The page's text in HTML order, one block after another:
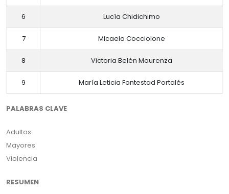
6 Lucía Chidichimo
7 Micaela Cocciolone
8 Victoria Belén Mourenza
9 María Leticia Fontestad Portalés
PALABRAS CLAVE
Adultos
Mayores
Violencia
RESUMEN